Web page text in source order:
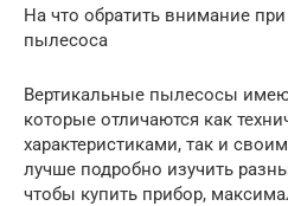
На что обратить внимание
пылесоса
Вертикальные пылесосы
которые отличаются как
характеристиками, так и
лучше подробно изучить
чтобы купить прибор,